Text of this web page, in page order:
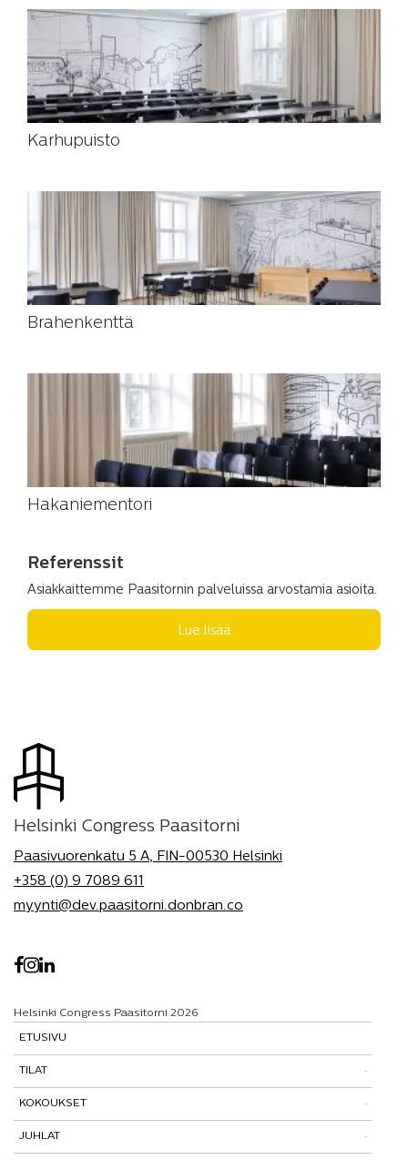
Karhupuisto
Brahenkenttä
Hakaniementori
Referenssit
Asiakkaittemme Paasitornin palveluissa arvostamia asioita.
Lue lisää
Helsinki Congress Paasitorni
Paasivuorenkatu 5 A, FIN-00530 Helsinki
+358 (0) 9 7089 611
myynti@dev.paasitorni.donbran.co
Helsinki Congress Paasitorni 2026
ETUSIVU
TILAT
Tutustu tiloihimme
Tilat ja tarinat
KOKOUKSET
Kokouspaketit
JUHLAT